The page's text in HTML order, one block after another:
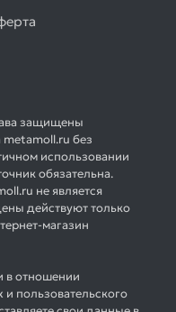
защищены
без
использовании
обязательна.
не является
действуют только
магазин
в отношении
пользовательского